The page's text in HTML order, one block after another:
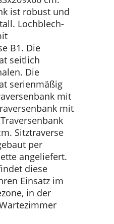
ist robust und
Lochblech-
B1. Die
seitlich
Die
serienmäßig
mit
mit
Sitztraverse
per
angeliefert.
diese
Einsatz im
in der